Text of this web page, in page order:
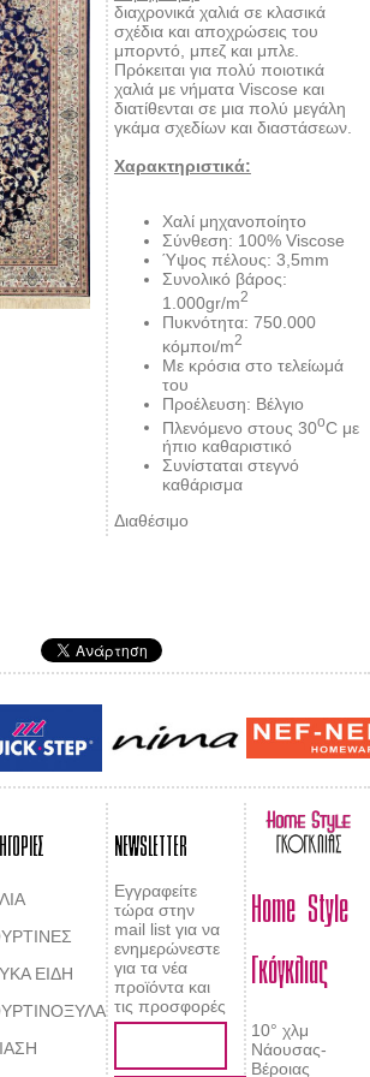
διαχρονικά χαλιά σε κλασικά
σχέδια και αποχρώσεις του
μπορντό, μπεζ και μπλε.
Πρόκειται για πολύ ποιοτικά
χαλιά με νήματα Viscose και
διατίθενται σε μια πολύ μεγάλη
γκάμα σχεδίων και διαστάσεων.
Χαρακτηριστικά:
Χαλί μηχανοποίητο
Σύνθεση: 100% Viscose
Ύψος πέλους: 3,5mm
Συνολικό βάρος:
1.000gr/m2
Πυκνότητα: 750.000
κόμποι/m2
Με κρόσια στο τελείωμά
του
Προέλευση: Βέλγιο
Πλενόμενο στους 30οC με
ήπιο καθαριστικό
Συνίσταται στεγνό
καθάρισμα
Διαθέσιμο
ΕΙΔΗ
NEWSLETTER
Εγγραφείτε
τώρα στην
mail list για να
ενημερώνεστε
για τα νέα
προϊόντα και
τις προσφορές
Home Style
Γκόγκλιας
10° χλμ
Νάουσας-
Βέροιας